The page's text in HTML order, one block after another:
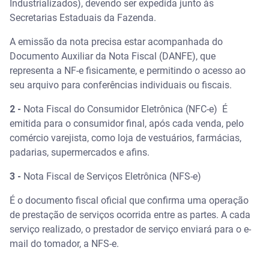
Industrializados), devendo ser expedida junto às
Secretarias Estaduais da Fazenda.
A emissão da nota precisa estar acompanhada do
Documento Auxiliar da Nota Fiscal (DANFE), que
representa a NF-e fisicamente, e permitindo o acesso ao
seu arquivo para conferências individuais ou fiscais.
2 - Nota Fiscal do Consumidor Eletrônica (NFC-e) É
emitida para o consumidor final, após cada venda, pelo
comércio varejista, como loja de vestuários, farmácias,
padarias, supermercados e afins.
3 - Nota Fiscal de Serviços Eletrônica (NFS-e)
É o documento fiscal oficial que confirma uma operação
de prestação de serviços ocorrida entre as partes. A cada
serviço realizado, o prestador de serviço enviará para o e-
mail do tomador, a NFS-e.